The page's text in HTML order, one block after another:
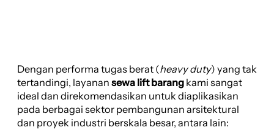
Dengan performa tugas berat (heavy duty) yang tak
tertandingi, layanan sewa lift barang kami sangat
ideal dan direkomendasikan untuk diaplikasikan
pada berbagai sektor pembangunan arsitektural
dan proyek industri berskala besar, antara lain: